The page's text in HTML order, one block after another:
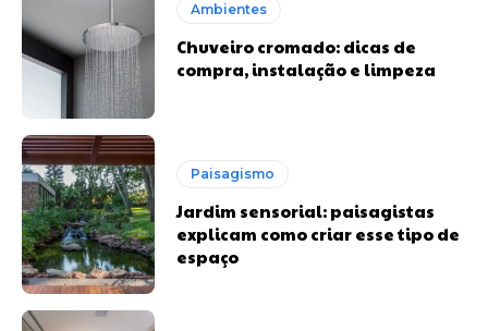
Ambientes
Chuveiro cromado: dicas de
compra, instalação e limpeza
Paisagismo
Jardim sensorial: paisagistas
explicam como criar esse tipo de
espaço